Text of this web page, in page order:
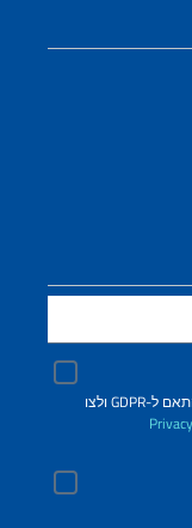
אני מקבל/ת את השימוש בנתונים האישיים שלי בהתאם ל-GDPR ולצו
Privacy